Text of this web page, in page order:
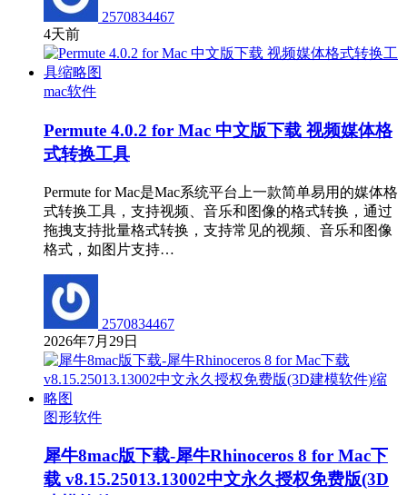
2570834467
4天前
mac软件
Permute 4.0.2 for Mac 中文版下载 视频媒体格
式转换工具
Permute for Mac是Mac系统平台上一款简单易用的媒体格
式转换工具，支持视频、音乐和图像的格式转换，通过
拖拽支持批量格式转换，支持常见的视频、音乐和图像
格式，如图片支持…
2570834467
2026年7月29日
图形软件
犀牛8mac版下载-犀牛Rhinoceros 8 for Mac下
载 v8.15.25013.13002中文永久授权免费版(3D